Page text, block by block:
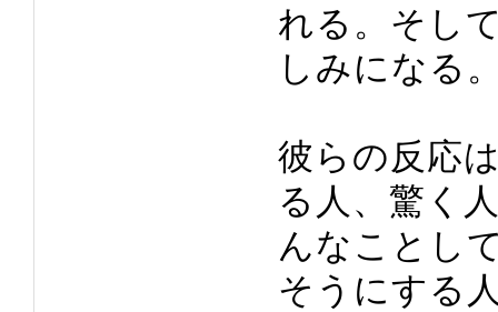
れる。そし
しみになる
彼らの反応
る人、驚く
んなことし
そうにする